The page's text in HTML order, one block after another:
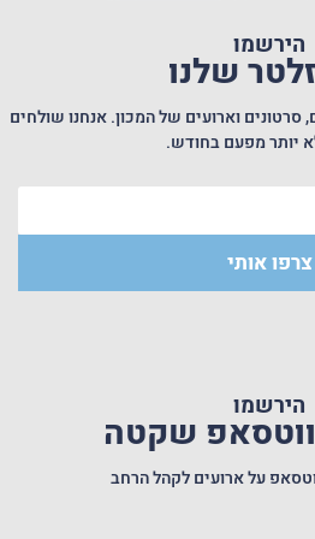
שלנו במו ידינו?
הירשמו
שלנו
סרטונים וארועים של המכון. אנחנו שולחים
יותר מפעם בחודש.
צרפו אותי
הירשמו
שקטה
על ארועים לקהל הרחב